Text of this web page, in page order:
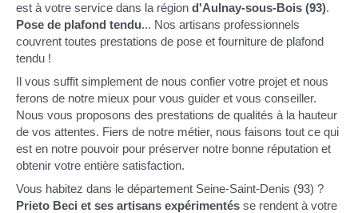
est à votre service dans la région d'Aulnay-sous-Bois (93).
Pose de plafond tendu... Nos artisans professionnels
couvrent toutes prestations de pose et fourniture de plafond
tendu !
Il vous suffit simplement de nous confier votre projet et nous
ferons de notre mieux pour vous guider et vous conseiller.
Nous vous proposons des prestations de qualités à la hauteur
de vos attentes. Fiers de notre métier, nous faisons tout ce qui
est en notre pouvoir pour préserver notre bonne réputation et
obtenir votre entière satisfaction.
Vous habitez dans le département Seine-Saint-Denis (93) ?
Prieto Beci et ses artisans expérimentés se rendent à votre